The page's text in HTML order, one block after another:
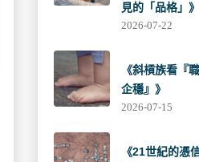
見的「品格」》
2026-07-22
《斜槓族看『
企穩』》
2026-07-15
《21世紀的憑